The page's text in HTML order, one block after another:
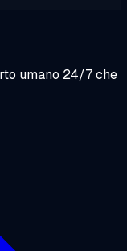
umano 24/7 che